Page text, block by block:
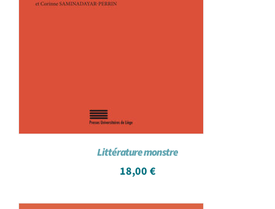
Littérature monstre
18,00 €